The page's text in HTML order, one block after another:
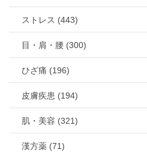
ストレス (443)
目・肩・腰 (300)
ひざ痛 (196)
皮膚疾患 (194)
肌・美容 (321)
漢方薬 (71)